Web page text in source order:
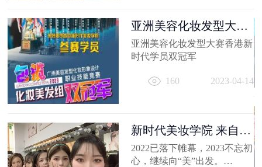
亚洲美容化妆发型大赛
香港新时代...
亚洲美容化妆发型大赛香港新
时代学员双冠军
160 2023-04-14
新时代美妆学院 来自
2022的回忆
2022已落下帷幕，2023不忘初
心，继续向“美”出发。